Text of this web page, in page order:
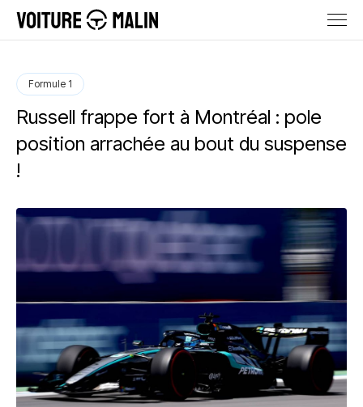
Formule 1
Russell frappe fort à Montréal : pole
position arrachée au bout du suspense
!